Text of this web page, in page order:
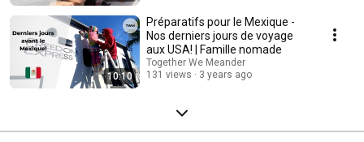
10:10
Préparatifs pour le Mexique -
Nos derniers jours de voyage
aux USA! | Famille nomade
Together We Meander
131 views
3 years ago